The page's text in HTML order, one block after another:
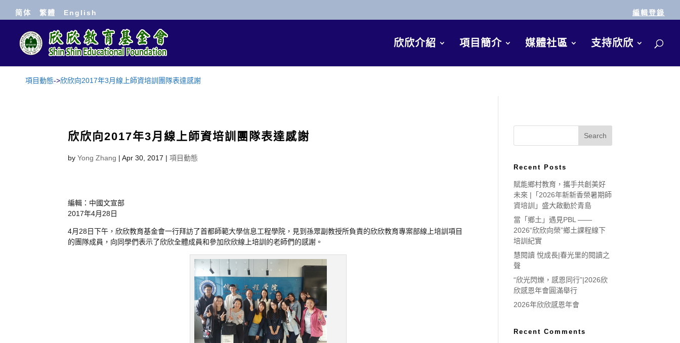
简体 繁體 English 編輯登錄
欣欣介紹 項目簡介 媒體社區 支持欣欣
項目動態->欣欣向2017年3月線上師資培訓團隊表達感謝
欣欣向2017年3月線上師資培訓團隊表達感謝
byYong Zhang |Apr 30, 2017 |項目動態
編輯：中國文宣部
2017年4月28日
4月28日下午，欣欣教育基金會一行拜訪了首都師範大學信息工程學院，見到孫眾副教授所負責的欣欣教育專案部線上培訓項目
的團隊成員，向同學們表示了欣欣全體成員和參加欣欣線上培訓的老師們的感謝。
Recent Posts
賦能鄉村教育，攜手共創美好
未來 |「2026年新新香榮暑期師
資培訓」盛大啟動於青島
當「鄉土」遇見PBL ——
2026“欣欣向榮”鄉土課程線下
培訓紀實
慧閱讀 悅成長|春光里的閱讀之
聲
“欣光閃爍，感恩同行”|2026欣
欣感恩年會圓滿舉行
2026年欣欣感恩年會
Recent Comments